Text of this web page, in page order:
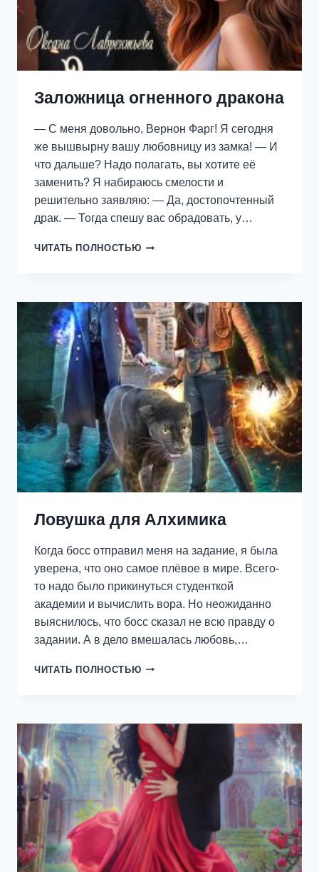
Заложница огненного дракона
— С меня довольно, Вернон Фарг! Я сегодня
же вышвырну вашу любовницу из замка! — И
что дальше? Надо полагать, вы хотите её
заменить? Я набираюсь смелости и
решительно заявляю: — Да, достопочтенный
драк. — Тогда спешу вас обрадовать, у…
ЧИТАТЬ ПОЛНОСТЬЮ ЗАЛОЖНИЦА
Ловушка для Алхимика
Когда босс отправил меня на задание, я была
уверена, что оно самое плёвое в мире. Всего-
то надо было прикинуться студенткой
академии и вычислить вора. Но неожиданно
выяснилось, что босс сказал не всю правду о
задании. А в дело вмешалась любовь,…
ЧИТАТЬ ПОЛНОСТЬЮ ЛОВУШКА